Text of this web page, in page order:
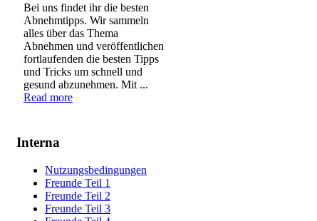
Bei uns findet ihr die besten
Abnehmtipps. Wir sammeln
alles über das Thema
Abnehmen und veröffentlichen
fortlaufenden die besten Tipps
und Tricks um schnell und
gesund abzunehmen. Mit ...
Read more
Interna
Nutzungsbedingungen
Freunde Teil 1
Freunde Teil 2
Freunde Teil 3